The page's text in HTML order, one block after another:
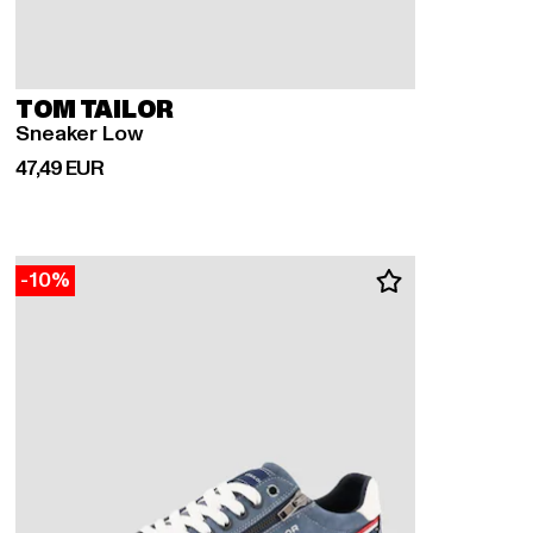
TOM TAILOR
Sneaker Low
47,49 EUR
Ajankohtainen hinta: 47,49 EUR
-10%